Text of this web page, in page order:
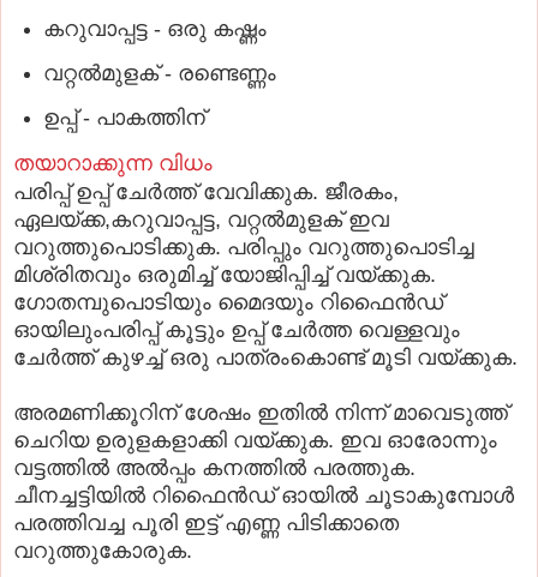
കറുവാപ്പട്ട - ഒരു കഷ്ണം
വറ്റൽമുളക് - രണ്ടെണ്ണം
ഉപ്പ് - പാകത്തിന്
തയാറാക്കുന്ന വിധം
പരിപ്പ് ഉപ്പ് ചേർത്ത് വേവിക്കുക. ജീരകം,
ഏലയ്ക്ക,കറുവാപ്പട്ട, വറ്റൽമുളക് ഇവ
വറുത്തുപൊടിക്കുക. പരിപ്പും വറുത്തുപൊടിച്ച
മിശ്രിതവും ഒരുമിച്ച് യോജിപ്പിച്ച് വയ്ക്കുക.
ഗോതമ്പുപൊടിയും മൈദയും റിഫൈൻഡ്
ഓയിലുംപരിപ്പ് കൂട്ടും ഉപ്പ് ചേർത്ത വെള്ളവും
ചേർത്ത് കുഴച്ച് ഒരു പാത്രംകൊണ്ട് മൂടി വയ്ക്കുക.
അരമണിക്കൂറിന് ശേഷം ഇതിൽ നിന്ന് മാവെടുത്ത്
ചെറിയ ഉരുളകളാക്കി വയ്ക്കുക. ഇവ ഓരോന്നും
വട്ടത്തിൽ അൽപ്പം കനത്തിൽ പരത്തുക.
ചീനച്ചട്ടിയിൽ റിഫൈൻഡ് ഓയിൽ ചൂടാകുമ്പോൾ
പരത്തിവച്ച പൂരി ഇട്ട് എണ്ണ പിടിക്കാതെ
വറുത്തുകോരുക.